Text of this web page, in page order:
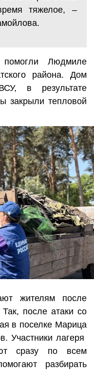
тяжелое, –
помогли Людмиле
района. Дом
в результате
закрыли тепловой
жителям после
после атаки со
в поселке Марица
Участники лагеря
сразу по всем
разбирать